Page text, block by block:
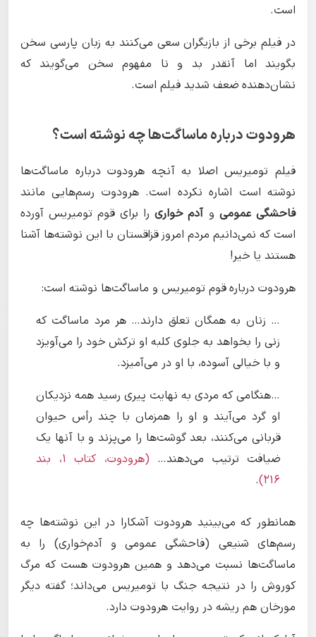
است.
در فیلم برخی از بازیگران سعی می‌کنند به زبان پارسی سخن
بگویند اما آنقدر بد و نا مفهوم سخن می‌گویند که
نشان‌دهنده ضعف شدید فیلم است.
هرودوت درباره ماساگت‌ها چه نوشته است؟
فیلم تومیریس اصلا به آنچه هرودوت درباره ماساگت‌ها
نوشته است اشاره نکرده است. هرودوت رسم‌هایی مانند
فاحشگی عمومی وآدم خواریرا برای قوم تومیریس آورده
است که نمی‌دانیم مردم امروز قزاقستان با این نوشته‌ها آشنا
هستند یا خیر!
هرودوت درباره قوم تومیریس و ماساگت‌ها نوشته است:
… زنان به همگان تعلق دارند… هر مرد ماساگت که
زنی را بخواهد به جلوی کلبه او ترکش خود را می‌آویزد
و با خیالی آسوده، با او در می‌آمیزد.
…هنگامی که مردی به نهایت پیری رسید همه نزدیکان
او گرد می‌آیند و او را همزمان با چند رأس حیوان
قربانی می‌کنند، بعد گوشت‌ها را می‌پزند و با آنها یک
ضیافت ترتیب می‌دهند…
(هرودوت، کتاب ۱، بند
۲۱۶) .
همانطور که می‌بینید هرودوت آشکارا در این نوشته‌ها چه
رسم‌های شنیعی (فاحشگی عمومی و آدم‌خواری) را به
ماساگت‌ها نسبت می‌دهد و همین هرودوت هست که مرگ
کوروش را در نتیجه جنگ با تومیریس می‌داند؛ گفته دیگر
مورخان هم ریشه در روایت هرودوت دارد.